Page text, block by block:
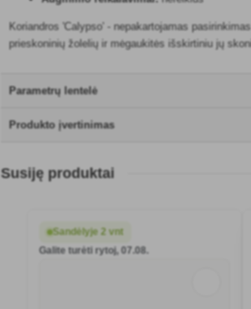
Koriandros 'Calypso' - nepakartojamas
prieskoninių žolelių ir mėgaukitės išskirtiniu jų
Parametrų lentelė
Produkto įvertinimas
Susiję produktai
Sandėlyje 2 vnt
Galite turėti rytoj, 07.08.